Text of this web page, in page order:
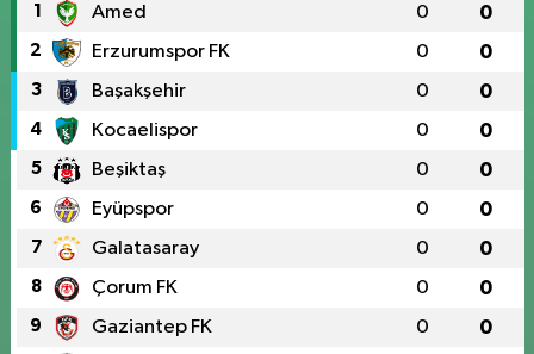
1 Amed 0 0
2 Erzurumspor FK 0 0
3 Başakşehir 0 0
4 Kocaelispor 0 0
5 Beşiktaş 0 0
6 Eyüpspor 0 0
7 Galatasaray 0 0
8 Çorum FK 0 0
9 Gaziantep FK 0 0